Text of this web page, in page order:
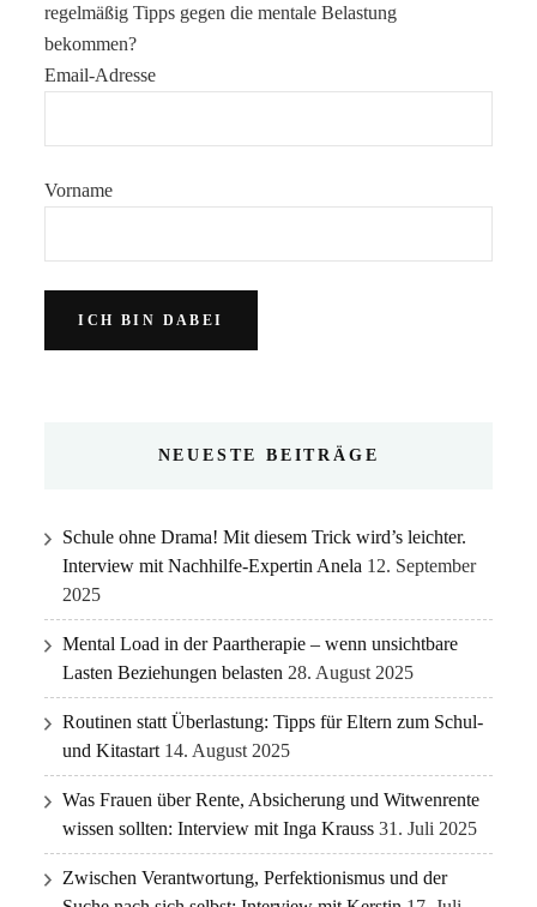
regelmäßig Tipps gegen die mentale Belastung
bekommen?
Email-Adresse
Vorname
NEUESTE BEITRÄGE
Schule ohne Drama! Mit diesem Trick wird’s leichter.
Interview mit Nachhilfe-Expertin Anela 12. September
2025
Mental Load in der Paartherapie – wenn unsichtbare
Lasten Beziehungen belasten 28. August 2025
Routinen statt Überlastung: Tipps für Eltern zum Schul-
und Kitastart 14. August 2025
Was Frauen über Rente, Absicherung und Witwenrente
wissen sollten: Interview mit Inga Krauss 31. Juli 2025
Zwischen Verantwortung, Perfektionismus und der